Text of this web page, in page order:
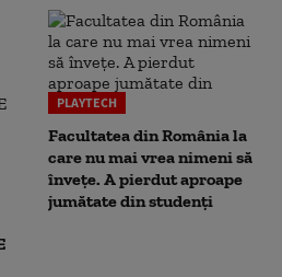
PLAYTECH
Facultatea din România la
care nu mai vrea nimeni să
înveţe. A pierdut aproape
jumătate din studenţi